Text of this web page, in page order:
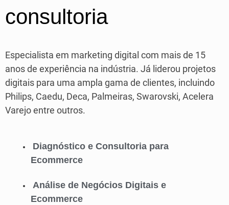
consultoria
Especialista em marketing digital com mais de 15
anos de experiência na indústria. Já liderou projetos
digitais para uma ampla gama de clientes, incluindo
Philips, Caedu, Deca, Palmeiras, Swarovski, Acelera
Varejo entre outros.
Diagnóstico e Consultoria para
Ecommerce
Análise de Negócios Digitais e
Ecommerce